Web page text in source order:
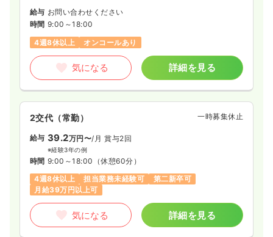
給与 お問い合わせください
時間 9:00～18:00
4週8休以上
オンコールあり
気になる 詳細を見る
2交代（常勤） 一時募集休止
給与 39.2万円〜/月 賞与2回
※経験3年の例
時間 9:00～18:00 （休憩60分）
4週8休以上
担当業務未経験可
第二新卒可
月給39万円以上可
気になる 詳細を見る